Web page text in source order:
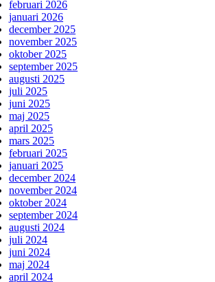
februari 2026
januari 2026
december 2025
november 2025
oktober 2025
september 2025
augusti 2025
juli 2025
juni 2025
maj 2025
april 2025
mars 2025
februari 2025
januari 2025
december 2024
november 2024
oktober 2024
september 2024
augusti 2024
juli 2024
juni 2024
maj 2024
april 2024